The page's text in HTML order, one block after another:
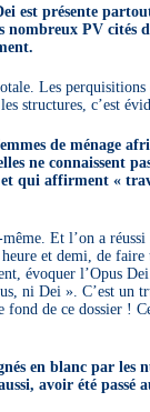
est présente
nombreux PV cités
Les perquisitions
structures, c’est
de ménage
ne connaissent
et qui affirment «
Et l’on a
et demi, de
évoquer l’Opus
ni Dei ». C’est un
fond de ce dossier !
en blanc par les
avoir été passé